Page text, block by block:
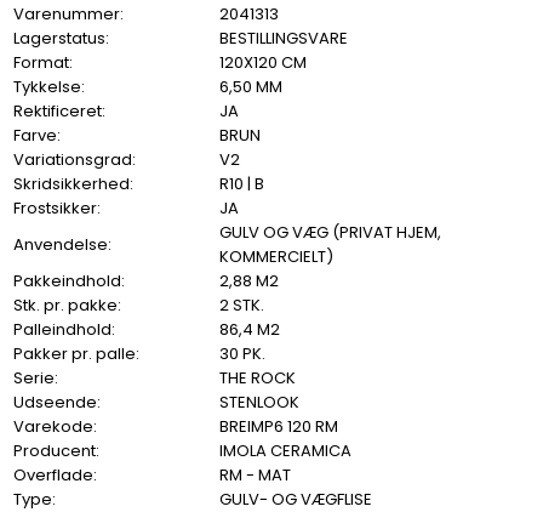
Varenummer:
2041313
Lagerstatus:
BESTILLINGSVARE
Format:
120X120 CM
Tykkelse:
6,50 MM
Rektificeret:
JA
Farve:
BRUN
Variationsgrad:
V2
Skridsikkerhed:
R10 | B
Frostsikker:
JA
Anvendelse:
GULV OG VÆG (PRIVAT HJEM,
KOMMERCIELT)
Pakkeindhold:
2,88 M2
Stk. pr. pakke:
2 STK.
Palleindhold:
86,4 M2
Pakker pr. palle:
30 PK.
Serie:
THE ROCK
Udseende:
STENLOOK
Varekode:
BREIMP6 120 RM
Producent:
IMOLA CERAMICA
Overflade:
RM - MAT
Type:
GULV- OG VÆGFLISE